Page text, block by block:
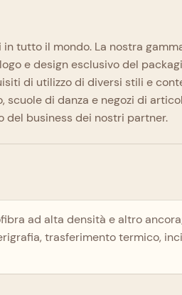
tutto il mondo. La nostra
e design esclusivo del
di utilizzo di diversi stili e
di danza e negozi di
del business dei nostri partner.
ad alta densità e altro
trasferimento termico,